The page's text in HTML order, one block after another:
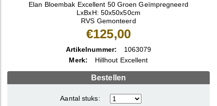
Elan Bloembak Excellent 50 Groen Geïmpregneerd
LxBxH: 50x50x50cm
RVS Gemonteerd
€125,00
Artikelnummer:
1063079
Merk:
Hillhout Excellent
Bestellen
Aantal stuks: